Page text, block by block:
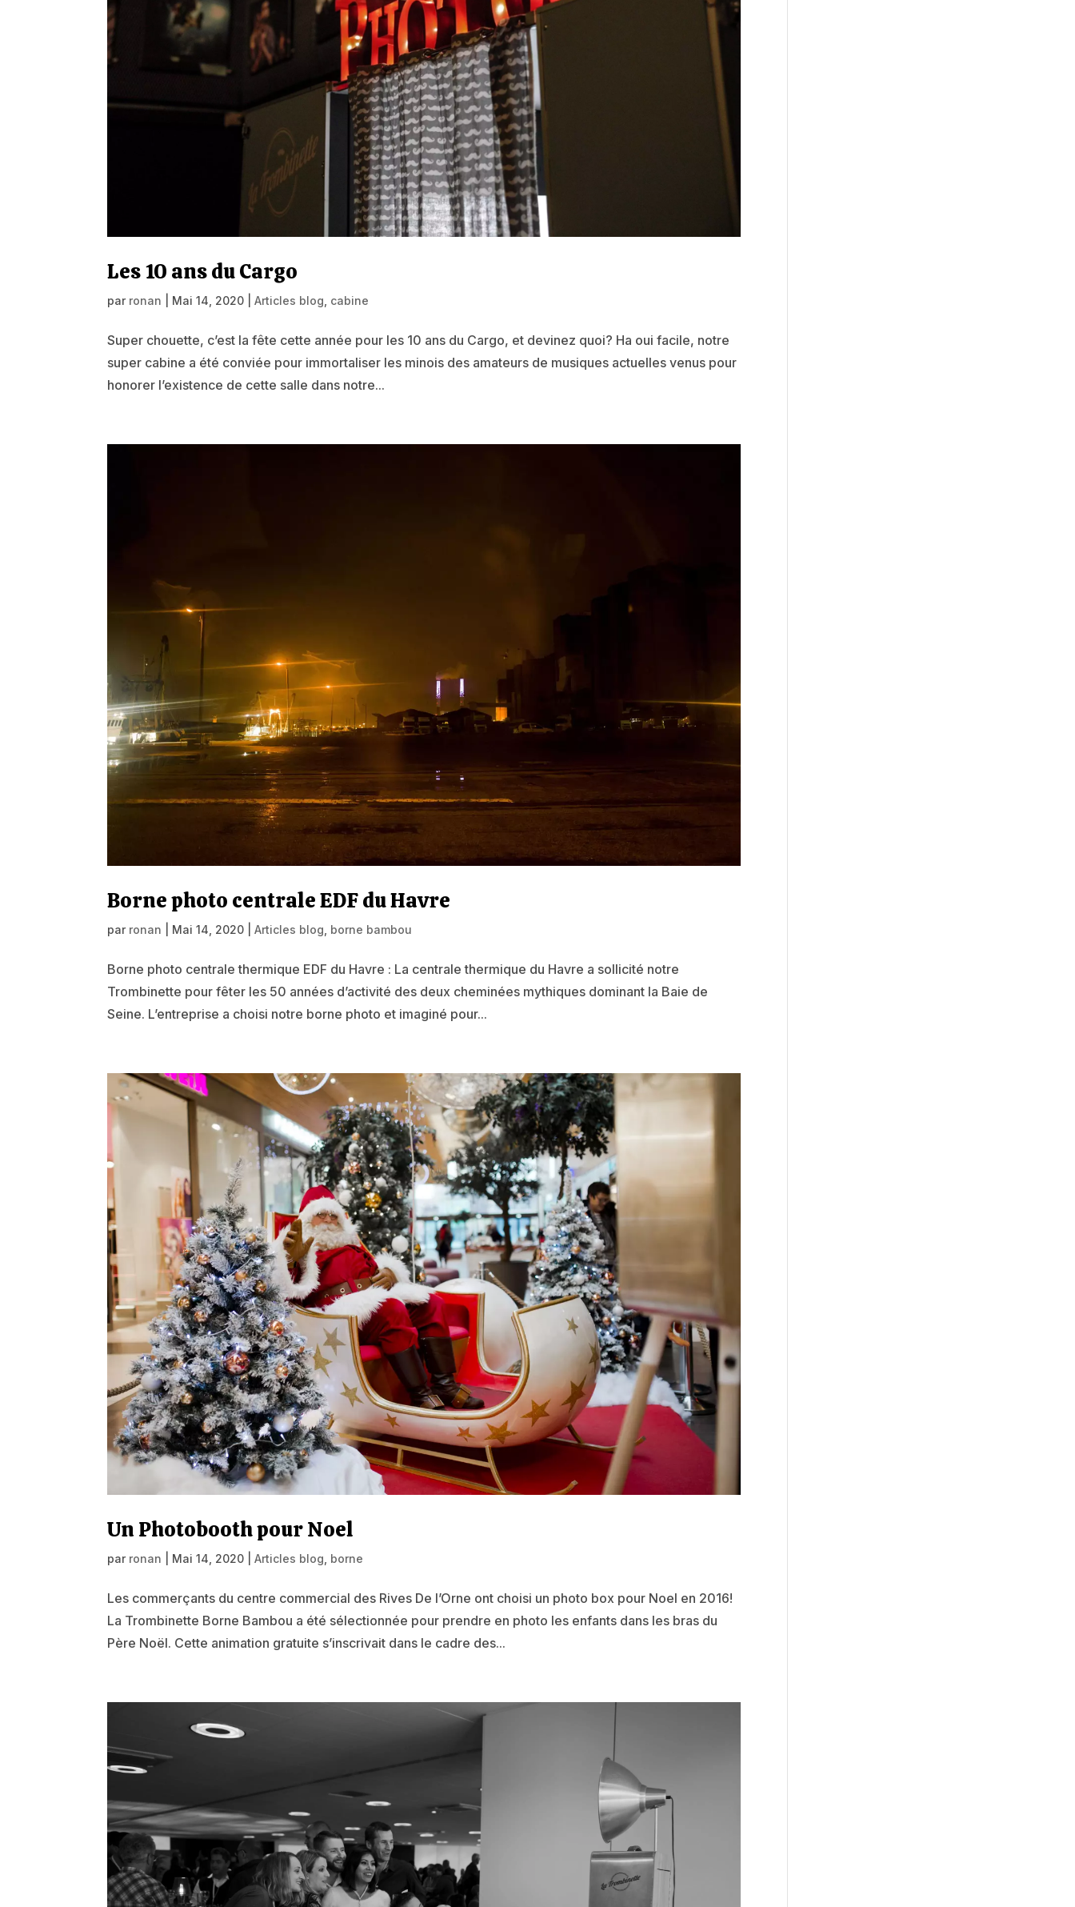
Les 10 ans du Cargo
par ronan Mai 14, 2020 |Articles blog cabine
Super chouette, c’est la fête cette année pour les 10 ans du Cargo, et devinez quoi? Ha oui facile, notre
super cabine a été conviée pour immortaliser les minois des amateurs de musiques actuelles venus pour
honorer l’existence de cette salle dans notre...
Borne photo centrale EDF du Havre
par ronan Mai 14, 2020 |Articles blog borne bambou
Borne photo centrale thermique EDF du Havre : La centrale thermique du Havre a sollicité notre
Trombinette pour fêter les 50 années d’activité des deux cheminées mythiques dominant la Baie de
Seine. L’entreprise a choisi notre borne photo et imaginé pour...
Un Photobooth pour Noel
par ronan Mai 14, 2020 |Articles blog borne
Les commerçants du centre commercial des Rives De l’Orne ont choisi un photo box pour Noel en 2016!
La Trombinette Borne Bambou a été sélectionnée pour prendre en photo les enfants dans les bras du
Père Noël. Cette animation gratuite s’inscrivait dans le cadre des...